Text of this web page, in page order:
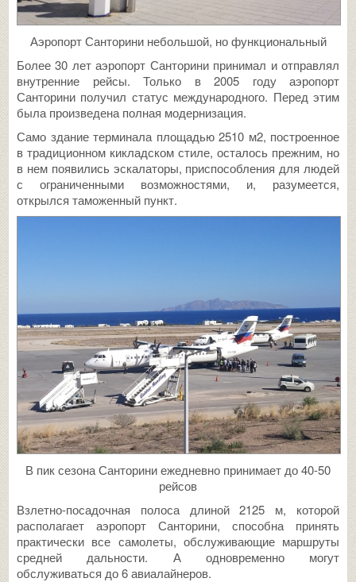
Аэропорт Санторини небольшой, но функциональный
Более 30 лет аэропорт Санторини принимал и отправлял
внутренние рейсы. Только в 2005 году аэропорт
Санторини получил статус международного. Перед этим
была произведена полная модернизация.
Само здание терминала площадью 2510 м2, построенное
в традиционном кикладском стиле, осталось прежним, но
в нем появились эскалаторы, приспособления для людей
с ограниченными возможностями, и, разумеется,
открылся таможенный пункт.
В пик сезона Санторини ежедневно принимает до 40-50
рейсов
Взлетно-посадочная полоса длиной 2125 м, которой
располагает аэропорт Санторини, способна принять
практически все самолеты, обслуживающие маршруты
средней дальности. А одновременно могут
обслуживаться до 6 авиалайнеров.